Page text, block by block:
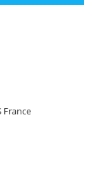
France